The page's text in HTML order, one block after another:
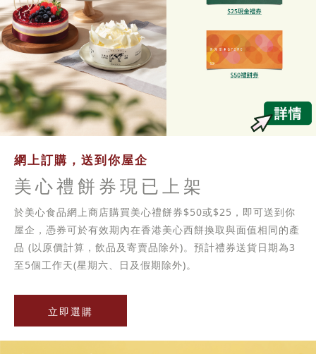
網上訂購，送到你屋企
美心禮餅券現已上架
於美心食品網上商店購買美心禮餅券$50或$25，即可送到你
屋企，憑券可於有效期內在香港美心西餅換取與面值相同的產
品 (以原價計算，飲品及寄賣品除外)。預計禮券送貨日期為3
至5個工作天(星期六、日及假期除外)。
立即選購